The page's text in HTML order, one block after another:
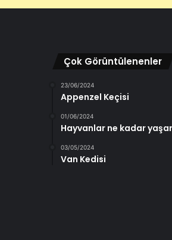
Çok Görüntülenenler
23/06/2024
Appenzel Keçisi
01/06/2024
Hayvanlar ne kadar
03/05/2024
Van Kedisi